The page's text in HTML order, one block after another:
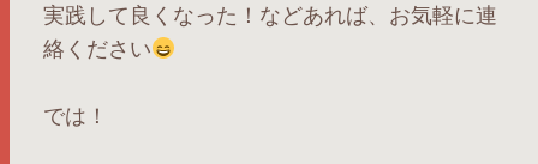
実践して良くなった！などあれば、お気軽に連
絡ください
では！